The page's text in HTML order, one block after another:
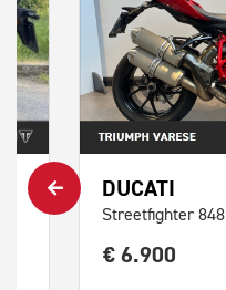
DUCATI
Streetfighter 848
€ 6.900